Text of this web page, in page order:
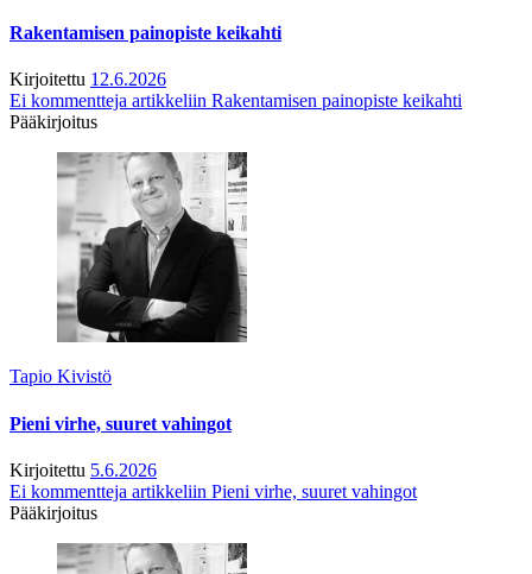
Rakentamisen painopiste keikahti
Kirjoitettu 12.6.2026
Ei kommentteja artikkeliin Rakentamisen painopiste keikahti
Pääkirjoitus
Tapio Kivistö
Pieni virhe, suuret vahingot
Kirjoitettu 5.6.2026
Ei kommentteja artikkeliin Pieni virhe, suuret vahingot
Pääkirjoitus